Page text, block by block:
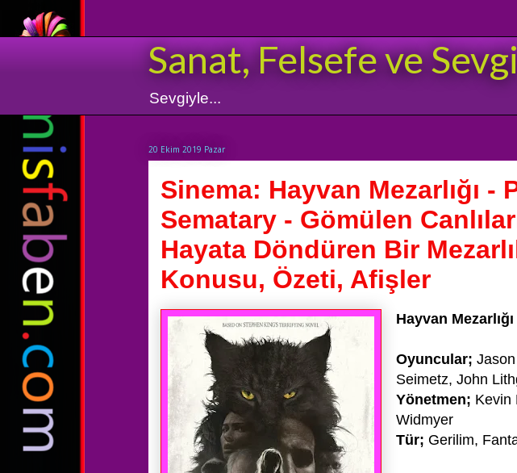
Sanat, Felsefe ve
Sevgiyle...
20 Ekim 2019 Pazar
Sinema: Hayvan Mezarlığı -
Sematary - Gömülen
Hayata Döndüren Bir
Konusu, Özeti, Afişler
Hayvan
Oyuncular;
Seimetz, John
Yönetmen; Kevin
Widmyer
Tür; Gerilim,